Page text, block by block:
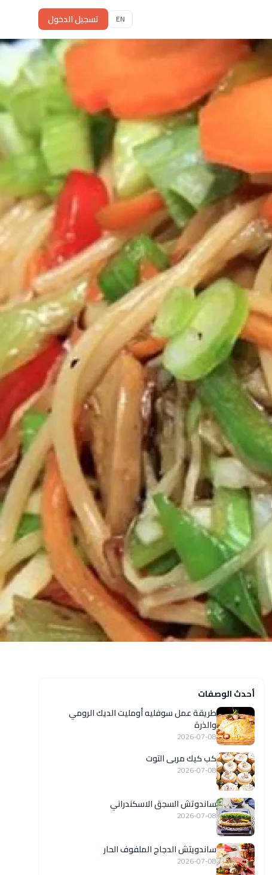
EN تسجيل الدخول
أحدث الوصفات
طريقة عمل سوفليه أومليت الديك الرومي
والذرة
2026-07-08
كب كيك مربى التوت
2026-07-08
ساندوتش السجق الاسكندراني
2026-07-08
ساندويتش الدجاج الملفوف الحار
2026-07-08